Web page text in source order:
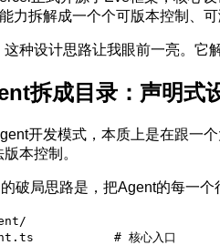
力拆解成一个个可版本控制、可
这种设计思路让我眼前一亮。它
拆成目录：声明式
开发模式，本质上是在跟一
本控制。
破局思路是，把Agent的每一
# 核心入口